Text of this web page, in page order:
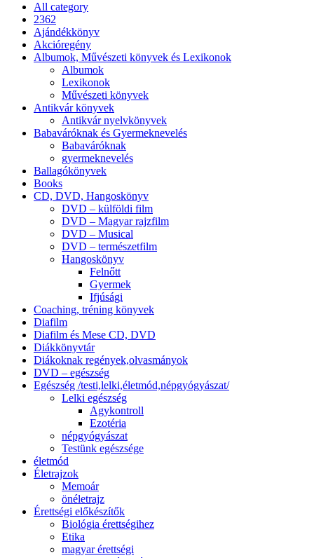
All category
2362
Ajándékkönyv
Akcióregény
Albumok, Művészeti könyvek és Lexikonok
Albumok
Lexikonok
Művészeti könyvek
Antikvár könyvek
Antikvár nyelvkönyvek
Babaváróknak és Gyermeknevelés
Babaváróknak
gyermeknevelés
Ballagókönyvek
Books
CD, DVD, Hangoskönyv
DVD – külföldi film
DVD – Magyar rajzfilm
DVD – Musical
DVD – természetfilm
Hangoskönyv
Felnőtt
Gyermek
Ifjúsági
Coaching, tréning könyvek
Diafilm
Diafilm és Mese CD, DVD
Diákkönyvtár
Diákoknak regények,olvasmányok
DVD – egészség
Egészség /testi,lelki,életmód,népgyógyászat/
Lelki egészség
Agykontroll
Ezotéria
népgyógyászat
Testünk egészsége
életmód
Életrajzok
Memoár
önéletrajz
Érettségi előkészítők
Biológia érettségihez
Etika
magyar érettségi